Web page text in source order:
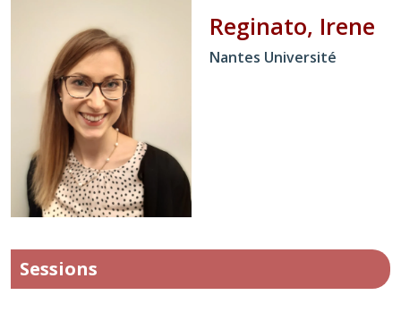
Reginato, Irene
Nantes Université
Sessions